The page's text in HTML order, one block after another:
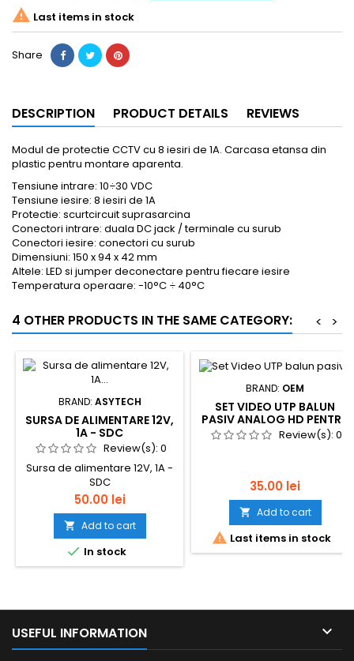
 Last items in stock
Share
DESCRIPTION PRODUCT DETAILS REVIEWS
Modul de protectie CCTV cu 8 iesiri de 1A. Carcasa etansa din
plastic pentru montare aparenta.
Tensiune intrare: 10÷30 VDC
Tensiune iesire: 8 iesiri de 1A
Protectie: scurtcircuit suprasarcina
Conectori intrare: duala DC jack / terminale cu surub
Conectori iesire: conectori cu surub
Dimensiuni: 150 x 94 x 42 mm
Altele: LED si jumper deconectare pentru fiecare iesire
Temperatura operaare: -10°C ÷ 40°C
4 OTHER PRODUCTS IN THE SAME CATEGORY: >
<
BRAND: ASYTECH
SURSA DE ALIMENTARE 12V,
1A - SDC
Review(s): 0
Sursa de alimentare 12V, 1A -
SDC
Price
50.00 lei
 Add to cart
 In stock
BRAND: OEM
SET VIDEO UTP BALUN
PASIV ANALOG HD PENTRU
CAMERELE TVI-CVI-AHD
Review(s): 0
Price
35.00 lei
 Add to cart
 Last items in stock
USEFUL INFORMATION 